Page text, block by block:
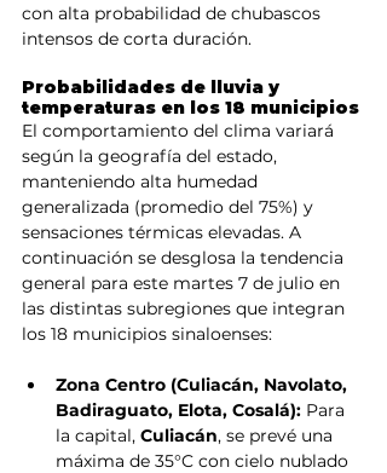
con alta probabilidad de chubascos
intensos de corta duración.
Probabilidades de lluvia y
temperaturas en los 18 municipios
El comportamiento del clima variará
según la geografía del estado,
manteniendo alta humedad
generalizada (promedio del 75%) y
sensaciones térmicas elevadas. A
continuación se desglosa la tendencia
general para este martes 7 de julio en
las distintas subregiones que integran
los 18 municipios sinaloenses:
Zona Centro (Culiacán, Navolato,
Badiraguato, Elota, Cosalá): Para
la capital, Culiacán, se prevé una
máxima de 35°C con cielo nublado